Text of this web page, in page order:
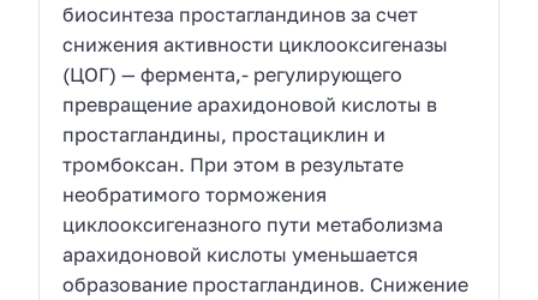
биосинтеза простагландинов за счет
снижения активности циклооксигеназы
(ЦОГ) — фермента,- регулирующего
превращение арахидоновой кислоты в
простагландины, простациклин и
тромбоксан. При этом в результате
необратимого торможения
циклооксигеназного пути метаболизма
арахидоновой кислоты уменьшается
образование простагландинов. Снижение